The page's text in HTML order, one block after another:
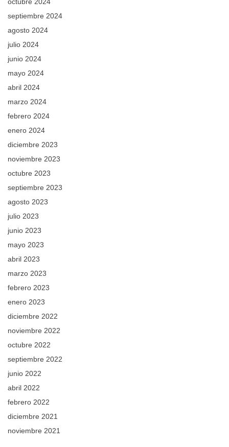
septiembre 2024
agosto 2024
julio 2024
junio 2024
mayo 2024
abril 2024
marzo 2024
febrero 2024
enero 2024
diciembre 2023
noviembre 2023
octubre 2023
septiembre 2023
agosto 2023
julio 2023
junio 2023
mayo 2023
abril 2023
marzo 2023
febrero 2023
enero 2023
diciembre 2022
noviembre 2022
octubre 2022
septiembre 2022
junio 2022
abril 2022
febrero 2022
diciembre 2021
noviembre 2021